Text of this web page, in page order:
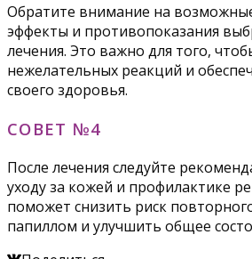
Обратите внимание на
эффекты и противопоказания
лечения. Это важно для того,
нежелательных реакций и
своего здоровья.
СОВЕТ №4
После лечения следуйте
уходу за кожей и профилактике
поможет снизить риск
папиллом и улучшить общее